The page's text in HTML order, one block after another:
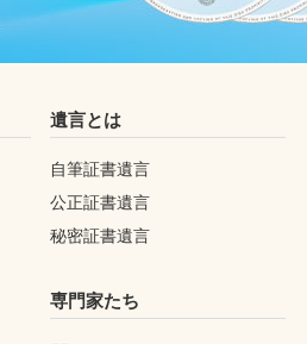
遺言とは
自筆証書遺言
公正証書遺言
秘密証書遺言
専門家たち